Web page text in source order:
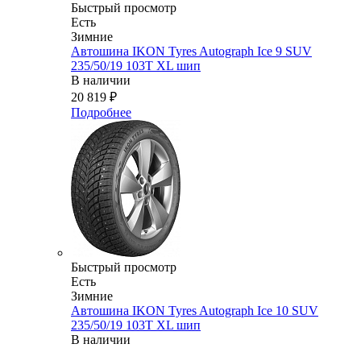
Быстрый просмотр
Есть
Зимние
Автошина IKON Tyres Autograph Ice 9 SUV
235/50/19 103T XL шип
В наличии
20 819 ₽
Подробнее
Быстрый просмотр
Есть
Зимние
Автошина IKON Tyres Autograph Ice 10 SUV
235/50/19 103T XL шип
В наличии